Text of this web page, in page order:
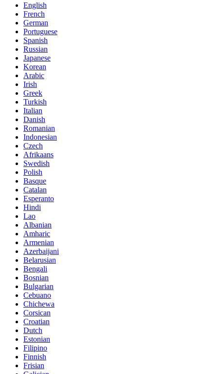
English
French
German
Portuguese
Spanish
Russian
Japanese
Korean
Arabic
Irish
Greek
Turkish
Italian
Danish
Romanian
Indonesian
Czech
Afrikaans
Swedish
Polish
Basque
Catalan
Esperanto
Hindi
Lao
Albanian
Amharic
Armenian
Azerbaijani
Belarusian
Bengali
Bosnian
Bulgarian
Cebuano
Chichewa
Corsican
Croatian
Dutch
Estonian
Filipino
Finnish
Frisian